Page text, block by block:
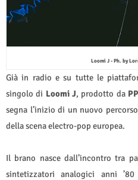
Loomi J - Ph. by
Già in radio e su tutte le
singolo di Loomi J, prodotto da
segna l’inizio di un nuovo
della scena electro-pop europea.
Il brano nasce dall’incontro tra
sintetizzatori analogici anni